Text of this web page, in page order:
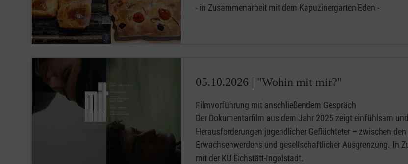
- in Zusammenarbeit mit dem Kapuzinergarten Eden -
05.10.2026 | "Wohin mit mir?"
Filmvorführung mit anschließendem Gespräch
Der Dokumentarfilm aus dem Jahr 2025 zeigt einfühlsam
Herausforderungen jugendlicher Geflüchteter – zwischen
Erwachsenwerdens und gesellschaftlicher Ausgrenzung. In
mit der KU Eichstätt-Ingolstadt.